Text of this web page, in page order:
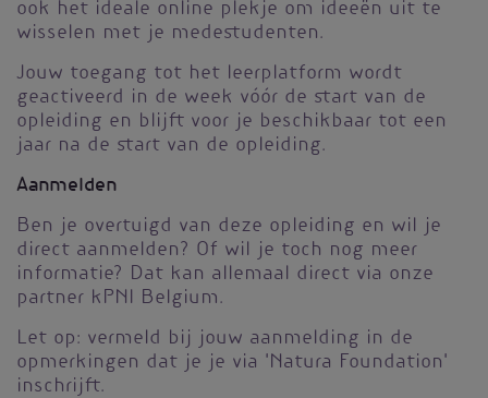
ook het ideale online plekje om ideeën uit te
wisselen met je medestudenten.
Jouw toegang tot het leerplatform wordt
geactiveerd in de week vóór de start van de
opleiding en blijft voor je beschikbaar tot een
jaar na de start van de opleiding.
Aanmelden
Ben je overtuigd van deze opleiding en wil je
direct aanmelden? Of wil je toch nog meer
informatie? Dat kan allemaal direct via onze
partner kPNI Belgium.
Let op: vermeld bij jouw aanmelding in de
opmerkingen dat je je via 'Natura Foundation'
inschrijft.